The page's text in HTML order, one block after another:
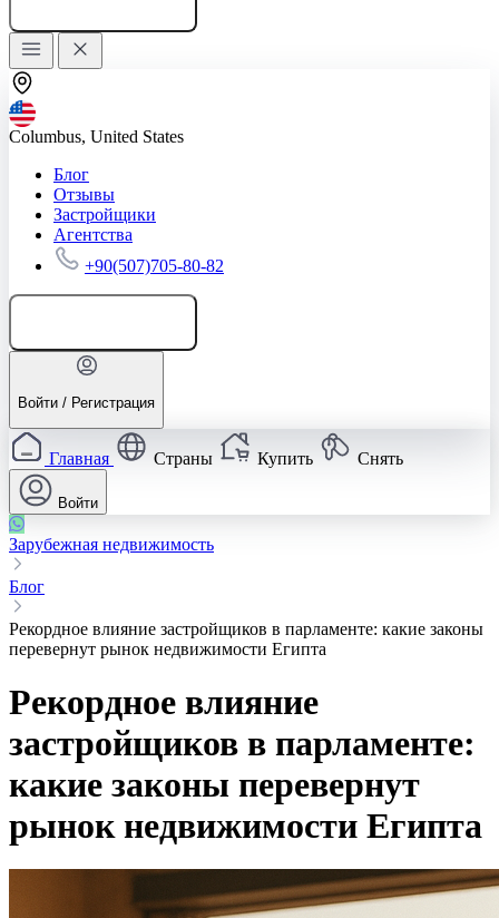
Columbus, United States
Блог
Отзывы
Застройщики
Агентства
+90(507)705-80-82
Войти / Регистрация
Главная Страны Купить Снять
Войти
Зарубежная недвижимость
Блог
Рекордное влияние застройщиков в парламенте: какие законы
перевернут рынок недвижимости Египта
Рекордное влияние
застройщиков в парламенте:
какие законы перевернут
рынок недвижимости Египта